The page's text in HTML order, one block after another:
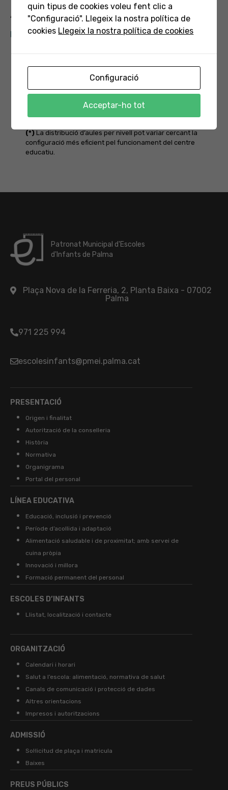
Aules de l'escola d'infants
NÚMERO TOTAL D’AULES AUTORITZADES: 3
(*) La distribució d’aules per nivell pot variar cercant la
configuració més eficient pel funcionament del centre
educatiu.
Patronat Municipal d'Escoles
d'Infants de Palma
Plaça Nova de la Ferreria, 2, Planta Baixa - 07002
Palma
971 225 994
escolesinfants@pmei.palma.cat
PRESENTACIÓ
Origen i finalitat
Autorització de la conselleria
Història
Normativa
Organigrama
Portal del personal
LÍNEA EDUCATIVA
Educació, inclusió i prevenció
Període d’acollida i adaptació
Alimentació saludable i de proximitat; amb servei de
cuina pròpia
Innovació i millora
Formació permanent del personal
ESCOLES D’INFANTS
Llistat, localització i contacte
ORGANITZACIÓ
Calendari i horari
Salut a l’escola: alimentació, normativa de salut
Canals de comunicació i protecció de dades
Altres orientacions
Impresos i autoritzacions
ADMISSIÓ
Sol·licitud de plaça i matricula
Baixes
PREUS PÚBLICS
quin tipus de cookies voleu fent clic a
"Configuració". Llegeix la nostra política de
cookies Llegeix la nostra política de cookies
Configuració
Acceptar-ho tot